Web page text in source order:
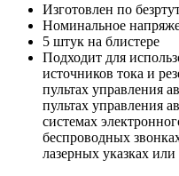
Изготовлен по
Номинальное
5 штук на блистере
Подходит для
источников тока и
пультах управления
пультах управления
системах
беспроводных
лазерных указках